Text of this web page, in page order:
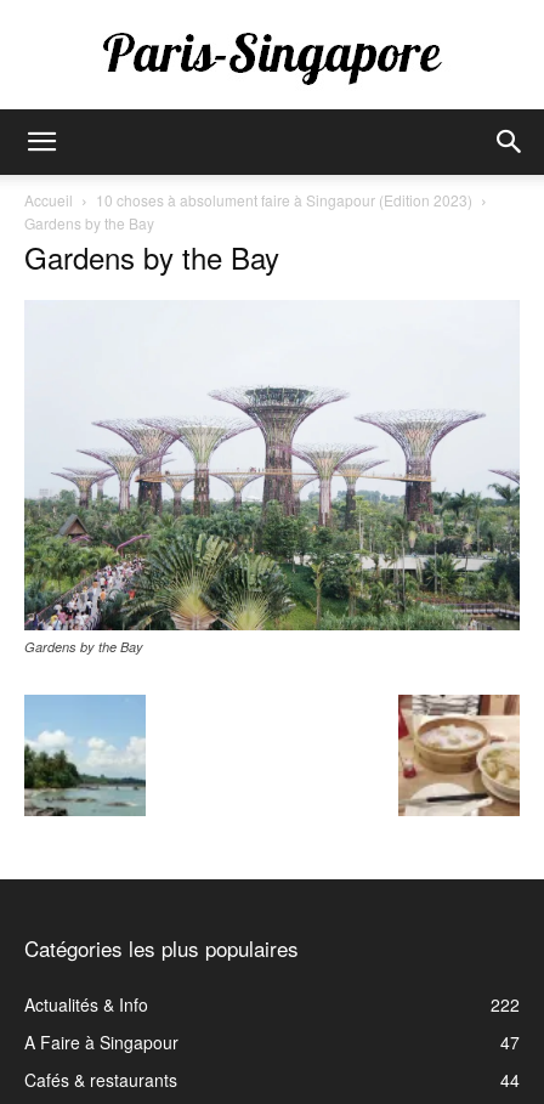
Singapore
Accueil
10 choses à absolument faire à Singapour (Edition 2023)
Gardens by the Bay
Gardens by the Bay
Gardens by the Bay
Catégories les plus populaires
Actualités & Info
222
A Faire à Singapour
47
Cafés & restaurants
44